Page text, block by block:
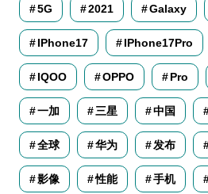
5G 2021 Galaxy
IPhone17 IPhone17Pro
IQOO OPPO Pro
一加 三星 中国
全球 华为 发布
影像 性能 手机